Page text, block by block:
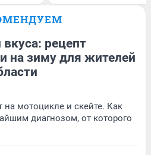
рецепт
на зиму для жителей
на мотоцикле и скейте. Как
диагнозом, от которого